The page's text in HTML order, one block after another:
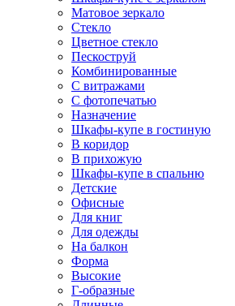
Матовое зеркало
Стекло
Цветное стекло
Пескоструй
Комбинированные
С витражами
С фотопечатью
Назначение
Шкафы-купе в гостиную
В коридор
В прихожую
Шкафы-купе в спальню
Детские
Офисные
Для книг
Для одежды
На балкон
Форма
Высокие
Г-образные